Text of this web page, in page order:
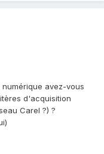
avez-vous
d'acquisition
Carel ?) ?